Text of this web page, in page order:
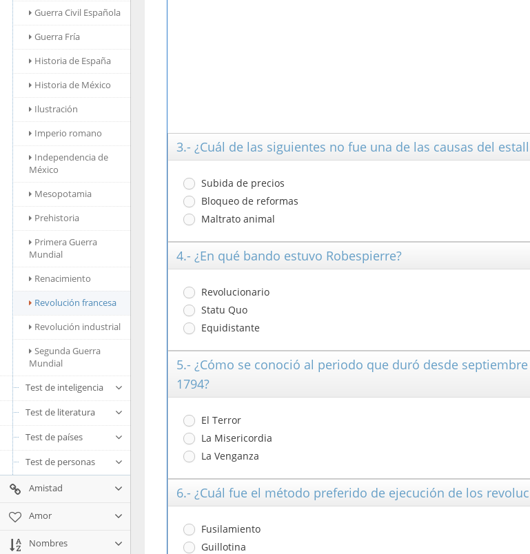
Guerra Civil Española
Guerra Fría
Historia de España
Historia de México
Ilustración
Imperio romano
Independencia de
México
Mesopotamia
Prehistoria
Primera Guerra
Mundial
Renacimiento
Revolución francesa
Revolución industrial
Segunda Guerra
Mundial
Test de inteligencia
Test de literatura
Test de países
Test de personas
Amistad
Amor
Nombres
3.- ¿Cuál de las siguientes no fue una de las causas del
Subida de precios
Bloqueo de reformas
Maltrato animal
4.- ¿En qué bando estuvo Robespierre?
Revolucionario
Statu Quo
Equidistante
5.- ¿Cómo se conoció al periodo que duró desde
1794?
El Terror
La Misericordia
La Venganza
6.- ¿Cuál fue el método preferido de ejecución de los
Fusilamiento
Guillotina